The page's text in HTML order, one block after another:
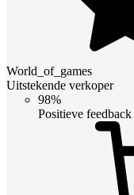
World_of_games
Uitstekende verkoper
98%
Positieve feedback